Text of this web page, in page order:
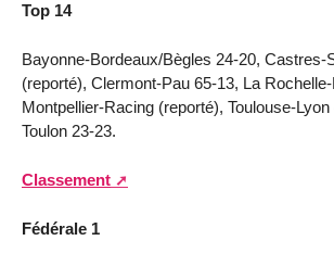
Top 14
Bayonne-Bordeaux/Bègles 24-20, Castres-
(reporté), Clermont-Pau 65-13, La
Montpellier-Racing (reporté), Toulouse-
Toulon 23-23.
Classement
Fédérale 1